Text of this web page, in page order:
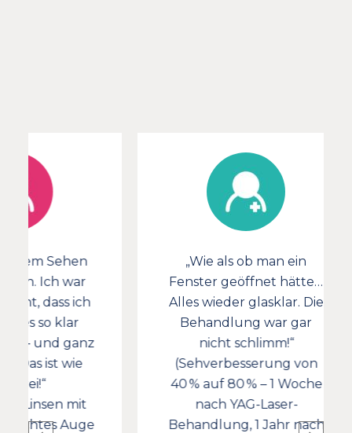
„Wie als ob man ein
Fenster geöffnet hätte…
Alles wieder glasklar. Die
Behandlung war gar
nicht schlimm!“
(Sehverbesserung von
40 % auf 80 % – 1 Woche
nach YAG-Laser-
Behandlung, 1 Jahr nach